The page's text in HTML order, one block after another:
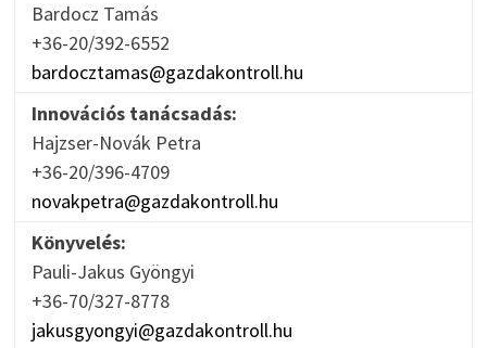
Bardocz Tamás
+36-20/392-6552
bardocztamas@gazdakontroll.hu
Innovációs tanácsadás:
Hajzser-Novák Petra
+36-20/396-4709
novakpetra@gazdakontroll.hu
Könyvelés:
Pauli-Jakus Gyöngyi
+36-70/327-8778
jakusgyongyi@gazdakontroll.hu